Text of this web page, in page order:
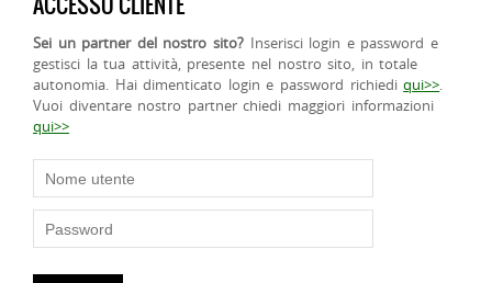
Sei un partner del nostro sito? Inserisci login e password e
gestisci la tua attività, presente nel nostro sito, in totale
autonomia. Hai dimenticato login e password richiediqui>>.
Vuoi diventare nostro partner chiedi maggiori informazioni
qui>>